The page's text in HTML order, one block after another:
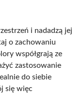
i nadadzą jej
o zachowaniu
współgrają ze
zastosowanie
do siebie
się więc